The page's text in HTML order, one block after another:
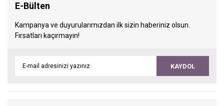
E-Bülten
Kampanya ve duyurularımızdan ilk sizin haberiniz olsun.
Fırsatları kaçırmayın!
KAYDOL